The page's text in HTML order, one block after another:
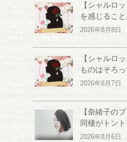
【シャルロ
を感じるこ
2026年8月8日
【シャルロ
ものはそろ
2026年8月7日
【奈緒子の
同棲がトン
2026年8月6日